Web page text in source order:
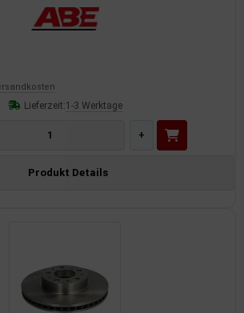
Lieferzeit:1-3 Werktage
+
Produkt Details